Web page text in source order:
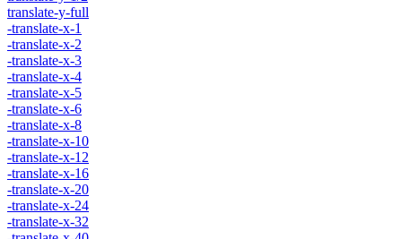
translate-y-full
-translate-x-1
-translate-x-2
-translate-x-3
-translate-x-4
-translate-x-5
-translate-x-6
-translate-x-8
-translate-x-10
-translate-x-12
-translate-x-16
-translate-x-20
-translate-x-24
-translate-x-32